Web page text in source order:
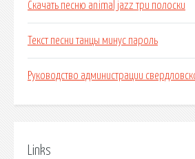
Скачать песню animal jazz три полоски
Текст песни танцы минус пароль
Руководство администрации
Links